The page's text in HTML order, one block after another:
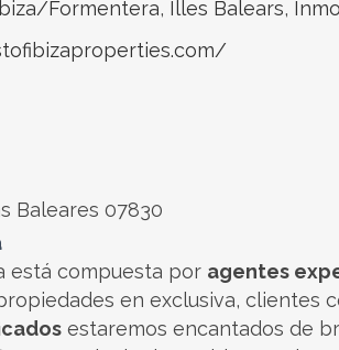
Formentera, Illes Balears,
Baleares 07830
está compuesta por agentes
en exclusiva, clientes
estaremos encantados de